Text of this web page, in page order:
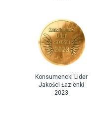
Konsumencki Lider
Jakości Łazienki
2023